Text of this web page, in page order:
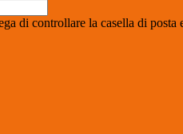
di controllare la casella di posta